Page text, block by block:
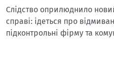
Слідство оприлюднило
справі: ідеться про
підконтрольні фірму та